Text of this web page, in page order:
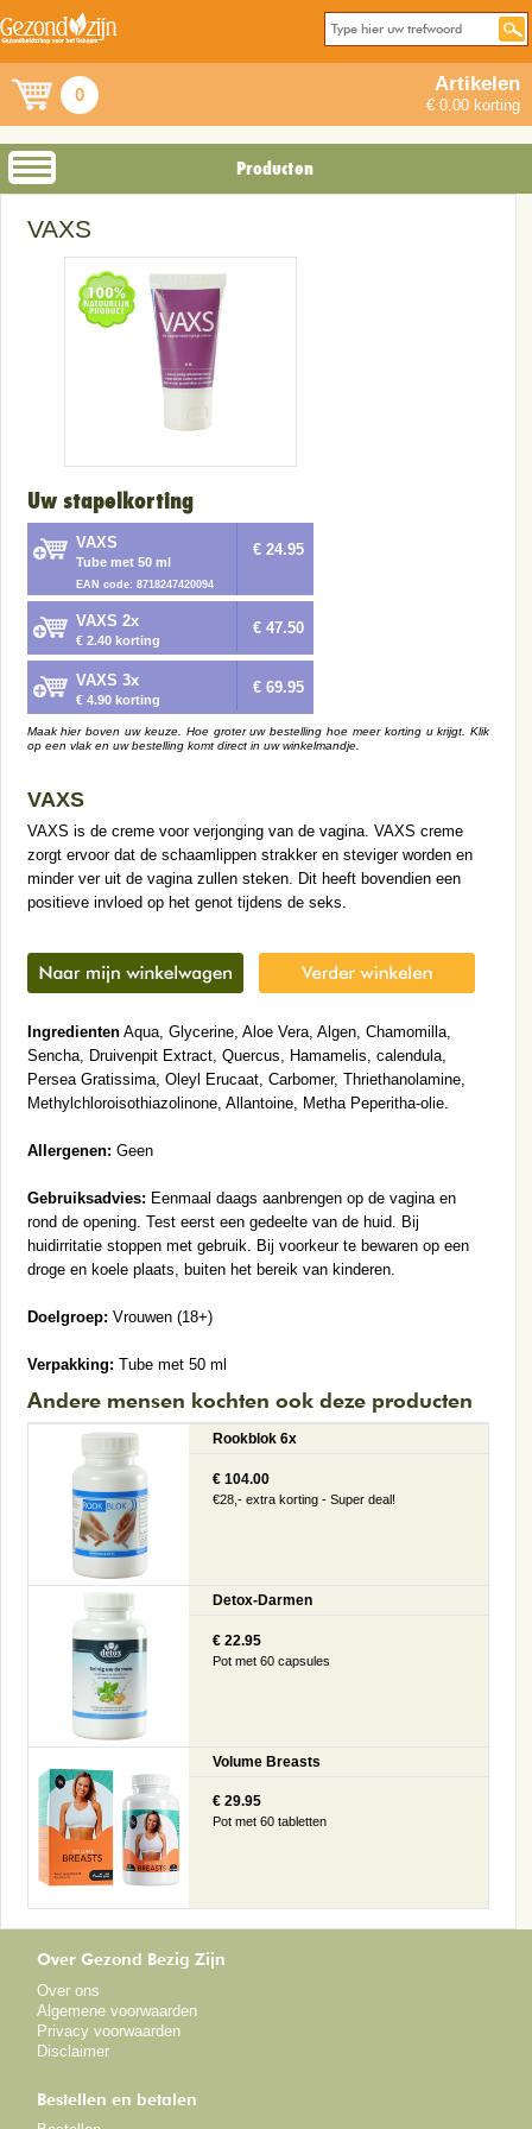
0 Artikelen
€ 0.00 korting
Producten
VAXS
Uw stapelkorting
VAXS
Tube met 50 ml
EAN code: 8718247420094
€ 24.95
VAXS 2x
€ 2.40 korting
€ 47.50
VAXS 3x
€ 4.90 korting
€ 69.95
Maak hier boven uw keuze. Hoe groter uw bestelling hoe meer korting u krijgt. Klik
op een vlak en uw bestelling komt direct in uw winkelmandje.
VAXS
VAXS is de creme voor verjonging van de vagina. VAXS creme
zorgt ervoor dat de schaamlippen strakker en steviger worden en
minder ver uit de vagina zullen steken. Dit heeft bovendien een
positieve invloed op het genot tijdens de seks.
IngredientenAqua, Glycerine, Aloe Vera, Algen, Chamomilla,
Sencha, Druivenpit Extract, Quercus, Hamamelis, calendula,
Persea Gratissima, Oleyl Erucaat, Carbomer, Thriethanolamine,
Methylchloroisothiazolinone, Allantoine, Metha Peperitha-olie.
Allergenen: Geen
Gebruiksadvies: Eenmaal daags aanbrengen op de vagina en
rond de opening. Test eerst een gedeelte van de huid. Bij
huidirritatie stoppen met gebruik. Bij voorkeur te bewaren op een
droge en koele plaats, buiten het bereik van kinderen.
Doelgroep: Vrouwen (18+)
Verpakking: Tube met 50 ml
Andere mensen kochten ook deze producten
Rookblok 6x
€ 104.00
€28,- extra korting - Super deal!
Detox-Darmen
€ 22.95
Pot met 60 capsules
Volume Breasts
€ 29.95
Pot met 60 tabletten
Over Gezond Bezig Zijn
Over ons
Algemene voorwaarden
Privacy voorwaarden
Disclaimer
Bestellen en betalen